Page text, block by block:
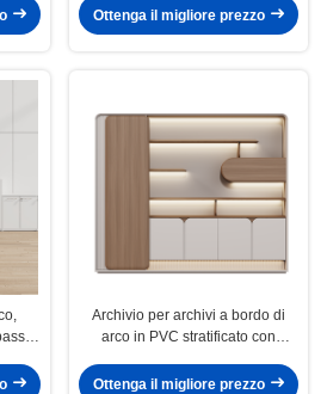
di
dell'armadio in triammina
Ottenga il migliore prezzo
Archivio per archivi a bordo di
arco in PVC stratificato con
controllo vocale
Ottenga il migliore prezzo